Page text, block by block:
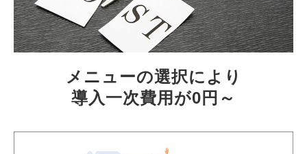
メニューの選択により
導入一次費用が0円～